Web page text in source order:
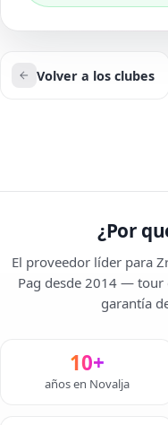
Volver a los clubes
¿Por
El proveedor líder para
Pag desde 2014 — tour
garantía
10+
años en Novalja